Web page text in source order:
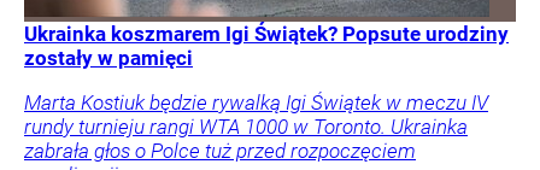
Ukrainka koszmarem Igi Świątek? Popsute urodziny
zostały w pamięci
Marta Kostiuk będzie rywalką Igi Świątek w meczu IV
rundy turnieju rangi WTA 1000 w Toronto. Ukrainka
zabrała głos o Polce tuż przed rozpoczęciem